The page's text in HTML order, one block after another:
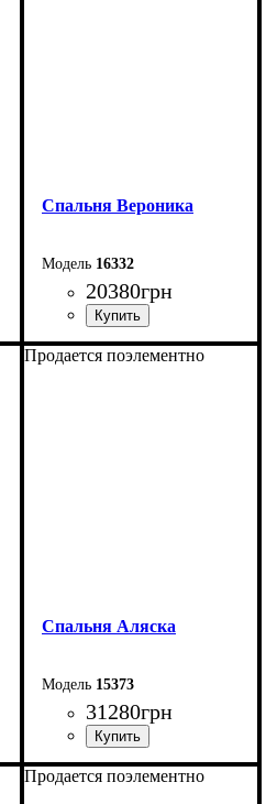
Спальня Вероника
16332
20380грн
Продается поэлементно
Спальня Аляска
15373
31280грн
Продается поэлементно